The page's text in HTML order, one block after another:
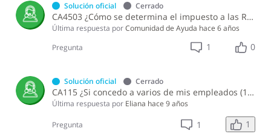
Solución oficial Cerrado
CA4503 ¿Cómo se determina el impuesto a las Retribuciones Complementarias?
Última respuesta porComunidad de Ayuda hace 6 años
Pregunta
1 0
Solución oficial Cerrado
CA115 ¿Si concedo a varios de mis empleados (10 o más) el mismo beneficio en especie puedo considerar el gasto como una retribución complementaria independientemente de la cantidad de empleados que lo reciban?
Última respuesta por Eliana hace 9 años
Pregunta 1 1